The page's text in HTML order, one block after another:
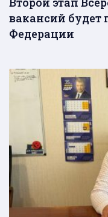
вакансий будет
Федерации